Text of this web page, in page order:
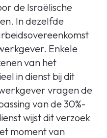
de Israëlische
In dezelfde
Enkele
van het
in dienst bij dit
vragen de
van de 30%-
wijst dit verzoek
moment van